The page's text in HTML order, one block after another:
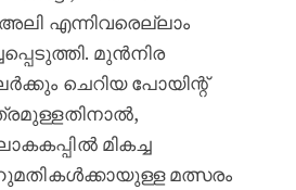
എന്നിവരെല്ലാം
മുൻനിര
ചെറിയ പോയിന്റ്
മികച്ച
മത്സരം